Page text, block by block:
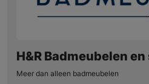
H&R Badmeubelen
Meer dan alleen badmeubelen